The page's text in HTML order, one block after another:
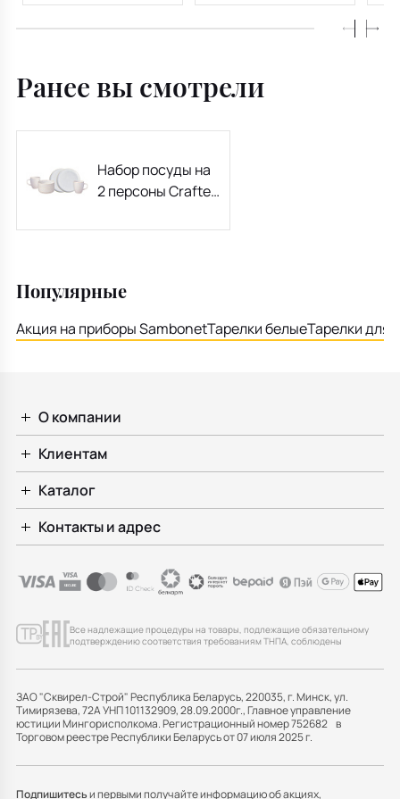
Ранее вы смотрели
Набор посуды на
2 персоны Crafted
предметов
Популярные
Акция на приборы SambonetТарелки белыеТарелки для
О компании
Клиентам
Каталог
Контакты и адрес
Все надлежащие процедуры на товары, подлежащие обязательному
подтверждению соответствия требованиям ТНПА, соблюдены
ЗАО "Сквирел-Строй" Республика Беларусь, 220035, г. Минск, ул.
Тимирязева, 72А УНП 101132909, 28.09.2000г., Главное управление
юстиции Мингорисполкома. Регистрационный номер 752682 в
Торговом реестре Республики Беларусь от 07 июля 2025 г.
Подпишитесьи первыми получайте информацию об акциях,